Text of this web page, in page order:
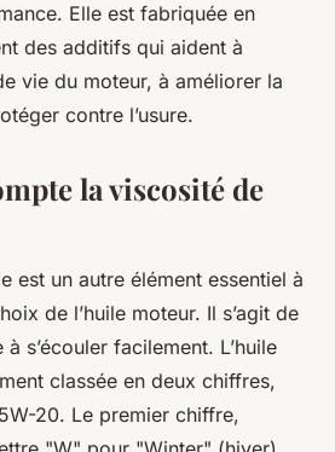
Elle est fabriquée en
des additifs qui aident à
vie du moteur, à améliorer la
contre l’usure.
la viscosité de
est un autre élément essentiel à
de l’huile moteur. Il s’agit de
s’écouler facilement. L’huile
classée en deux chiffres,
20. Le premier chiffre,